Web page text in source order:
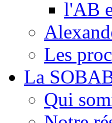
l'AB
Les
La
Qui